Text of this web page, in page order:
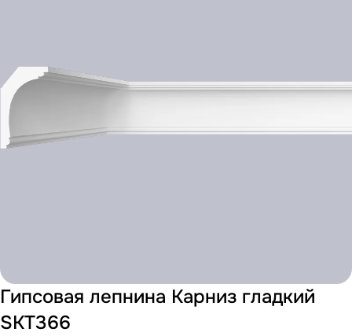
Гипсовая лепнина Карниз гладкий
SKT366